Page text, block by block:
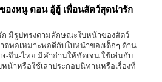
องหนู ตอน อู้ฮู้ เพื่อนสัตว์สุดน่ารัก
มีรูปทรงตามลักษณะใบหน้าของสัตว์
พอเหมาะพอดีกับใบหน้าของเด็กๆ ด้าน
-จีน-ไทย มีคำอ่านให้ชัดเจน ใช้เล่นกับ
น้าหรือใช้เล่าประกอบนิทานหรือเรื่องที่